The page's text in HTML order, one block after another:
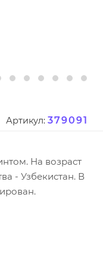
Артикул: 379091
На возраст
- Узбекистан. В